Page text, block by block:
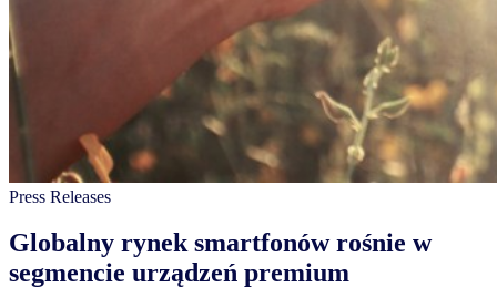
Press Releases
Globalny rynek smartfonów rośnie w
segmencie urządzeń premium